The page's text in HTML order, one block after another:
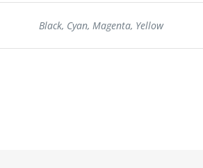
Black, Cyan, Magenta, Yellow